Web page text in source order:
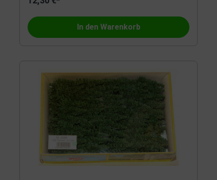
In den Warenkorb